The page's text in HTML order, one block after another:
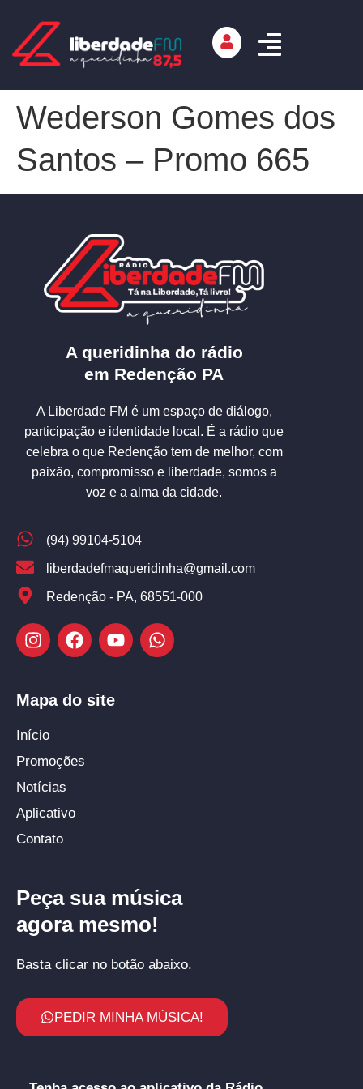
Wederson Gomes dos
Santos – Promo 665
A queridinha do rádio
em Redenção PA
A Liberdade FM é um espaço de diálogo,
participação e identidade local. É a rádio que
celebra o que Redenção tem de melhor, com
paixão, compromisso e liberdade, somos a
voz e a alma da cidade.
(94) 99104-5104
liberdadefmaqueridinha@gmail.com
Redenção - PA, 68551-000
Mapa do site
Início
Promoções
Notícias
Aplicativo
Contato
Peça sua música
agora mesmo!
Basta clicar no botão abaixo.
PEDIR MINHA MÚSICA!